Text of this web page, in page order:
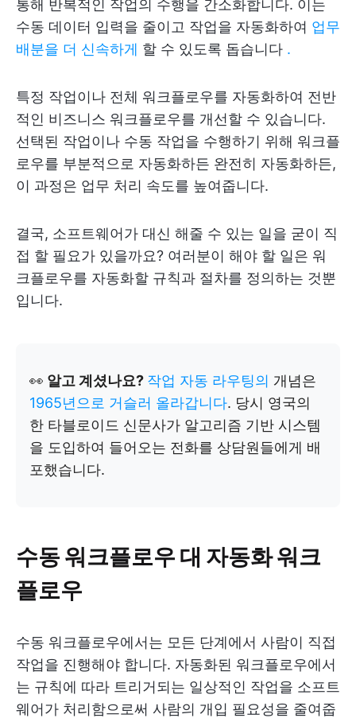
통해 반복적인 작업의 수행을 간소화합니다. 이는
수동 데이터 입력을 줄이고 작업을 자동화하여 업무
배분을 더 신속하게 할 수 있도록 돕습니다 .
특정 작업이나 전체 워크플로우를 자동화하여 전반
적인 비즈니스 워크플로우를 개선할 수 있습니다.
선택된 작업이나 수동 작업을 수행하기 위해 워크플
로우를 부분적으로 자동화하든 완전히 자동화하든,
이 과정은 업무 처리 속도를 높여줍니다.
결국, 소프트웨어가 대신 해줄 수 있는 일을 굳이 직
접 할 필요가 있을까요? 여러분이 해야 할 일은 워
크플로우를 자동화할 규칙과 절차를 정의하는 것뿐
입니다.
👀 알고 계셨나요? 작업 자동 라우팅의 개념은
1965년으로 거슬러 올라갑니다. 당시 영국의
한 타블로이드 신문사가 알고리즘 기반 시스템
을 도입하여 들어오는 전화를 상담원들에게 배
포했습니다.
수동 워크플로우 대 자동화 워크
플로우
수동 워크플로우에서는 모든 단계에서 사람이 직접
작업을 진행해야 합니다. 자동화된 워크플로우에서
는 규칙에 따라 트리거되는 일상적인 작업을 소프트
웨어가 처리함으로써 사람의 개입 필요성을 줄여줍